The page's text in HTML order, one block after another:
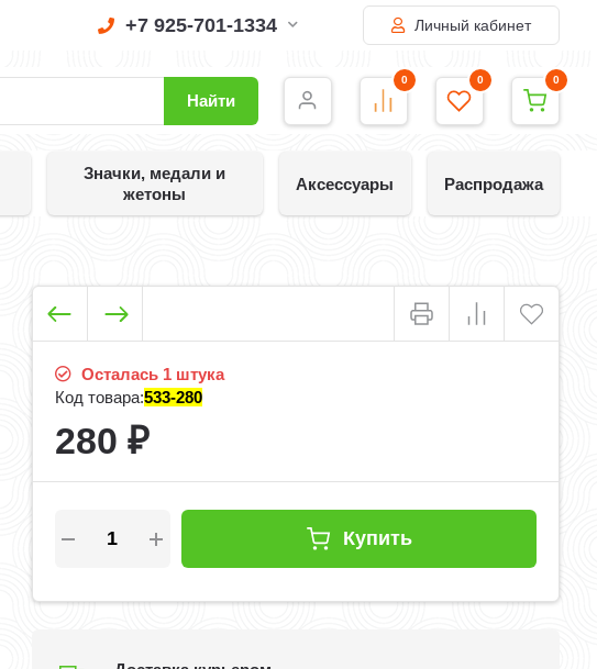
+7 925-701-1334 Личный кабинет
Найти
0 0 0
Значки, медали и
жетоны
Аксессуары Распродажа
Осталась 1 штука
Код товара:533-280
280 ₽
Купить